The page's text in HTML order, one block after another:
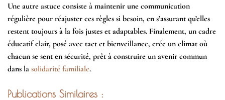
Une autre astuce consiste à maintenir une communication
régulière pour réajuster ces règles si besoin, en s’assurant qu’elles
restent toujours à la fois justes et adaptables. Finalement, un cadre
éducatif clair, posé avec tact et bienveillance, crée un climat où
chacun se sent en sécurité, prêt à construire un avenir commun
dans la solidarité familiale.
Publications Similaires :